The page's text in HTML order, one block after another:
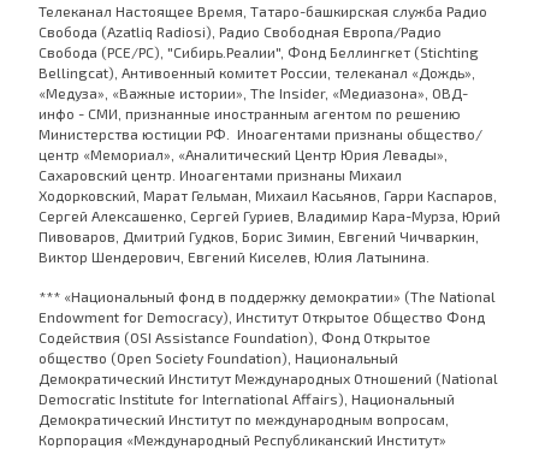
Телеканал Настоящее Время, Татаро-башкирская служба Радио
Свобода (Azatliq Radiosi), Радио Свободная Европа/Радио
Свобода (PCE/PC), "Сибирь.Реалии", Фонд Беллингкет (Stichting
Bellingcat), Антивоенный комитет России, телеканал «Дождь»,
«Медуза», «Важные истории», The Insider, «Медиазона», ОВД-
инфо - СМИ, признанные иностранным агентом по решению
Министерства юстиции РФ. Иноагентами признаны общество/
центр «Мемориал», «Аналитический Центр Юрия Левады»,
Сахаровский центр. Иноагентами признаны Михаил
Ходорковский, Марат Гельман, Михаил Касьянов, Гарри Каспаров,
Сергей Алексашенко, Сергей Гуриев, Владимир Кара-Мурза, Юрий
Пивоваров, Дмитрий Гудков, Борис Зимин, Евгений Чичваркин,
Виктор Шендерович, Евгений Киселев, Юлия Латынина.
*** «Национальный фонд в поддержку демократии» (The National
Endowment for Democracy), Институт Открытое Общество Фонд
Содействия (OSI Assistance Foundation), Фонд Открытое
общество (Open Society Foundation), Национальный
Демократический Институт Международных Отношений (National
Democratic Institute for International Affairs), Национальный
Демократический Институт по международным вопросам,
Корпорация «Международный Республиканский Институт»